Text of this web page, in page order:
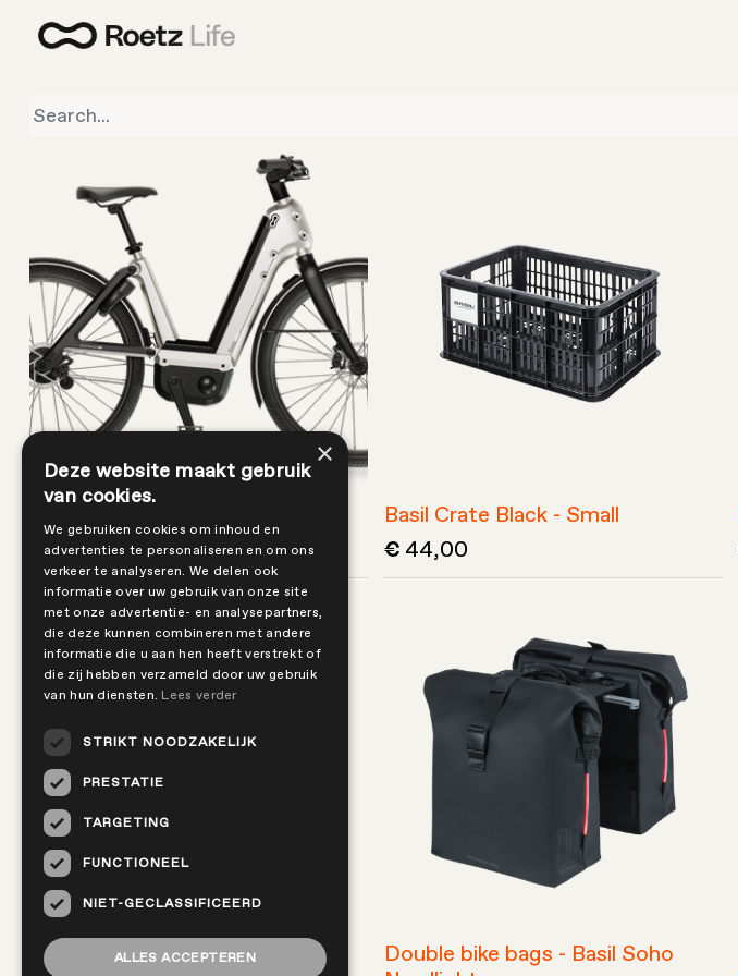
€3.749,00
Basil Crate Black - Small
€ 44,00
Double bike bags - Basil Soho
×
Deze website maakt gebruik
van cookies.
We gebruiken cookies om inhoud en
advertenties te personaliseren en om ons
verkeer te analyseren. We delen ook
informatie over uw gebruik van onze site
met onze advertentie- en analysepartners,
die deze kunnen combineren met andere
informatie die u aan hen heeft verstrekt of
die zij hebben verzameld door uw gebruik
van hun diensten. Lees verder
STRIKT NOODZAKELIJK
PRESTATIE
TARGETING
FUNCTIONEEL
NIET-GECLASSIFICEERD
ALLES ACCEPTEREN